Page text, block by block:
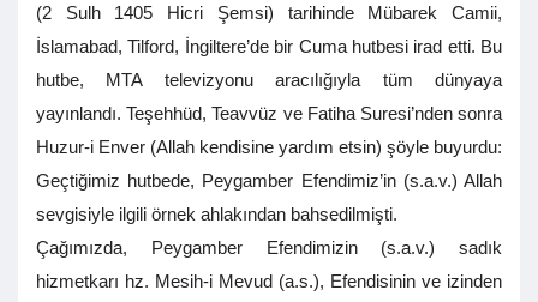
(2 Sulh 1405 Hicri Şemsi) tarihinde Mübarek Camii,
İslamabad, Tilford, İngiltere’de bir Cuma hutbesi irad etti. Bu
hutbe, MTA televizyonu aracılığıyla tüm dünyaya
yayınlandı. Teşehhüd, Teavvüz ve Fatiha Suresi’nden sonra
Huzur-i Enver (Allah kendisine yardım etsin) şöyle buyurdu:
Geçtiğimiz hutbede, Peygamber Efendimiz’in (s.a.v.) Allah
sevgisiyle ilgili örnek ahlakından bahsedilmişti.
Çağımızda, Peygamber Efendimizin (s.a.v.) sadık
hizmetkarı hz. Mesih-i Mevud (a.s.), Efendisinin ve izinden